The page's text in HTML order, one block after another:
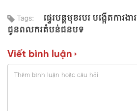
Tags:
ផ្ទេរបន្តមុខរបរ បង្កើតការងារ
ជូនពលករតំបន់ជនបទ
Viết bình luận